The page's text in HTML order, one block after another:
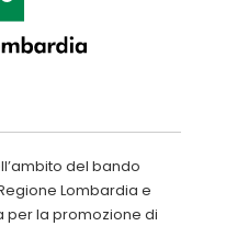
del bando
Lombardia e
per la promozione di